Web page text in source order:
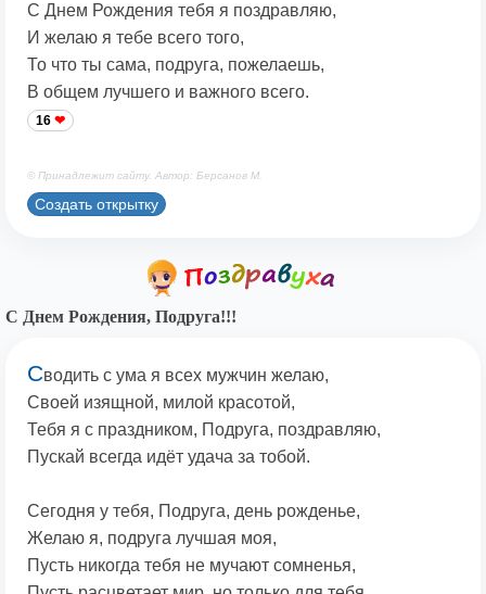
С Днем Рождения тебя я поздравляю,
И желаю я тебе всего того,
То что ты сама, подруга, пожелаешь,
В общем лучшего и важного всего.
16
© Принадлежит сайту. Автор: Берсанов М.
Создать открытку
С Днем Рождения, Подруга!!!
Сводить с ума я всех мужчин желаю,
Своей изящной, милой красотой,
Тебя я с праздником, Подруга, поздравляю,
Пускай всегда идёт удача за тобой.
Сегодня у тебя, Подруга, день рожденье,
Желаю я, подруга лучшая моя,
Пусть никогда тебя не мучают сомненья,